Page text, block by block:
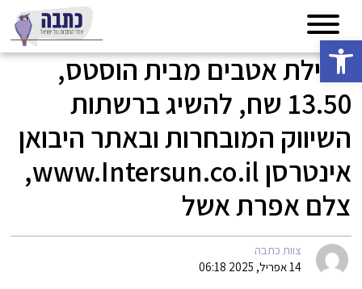
פתח סרגל נגישות
חבילת אטבים מבית הוסטס,
13.50 שח, להשיג ברשתות
השיווק המובחרות ובאתר היבואן
אינטרסן www.Intersun.co.il,
צלם אפרת אשל
צוות כתבה
14 אפריל, 2025 06:18